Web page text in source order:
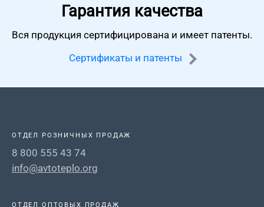
Гарантия качества
Вся продукция сертифицирована и имеет патенты.
Сертификаты и патенты
ОТДЕЛ РОЗНИЧНЫХ ПРОДАЖ
8 800 555 43 74
info@avtoteplo.org
ОТДЕЛ ОПТОВЫХ ПРОДАЖ